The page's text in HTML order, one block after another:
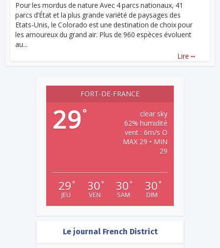
Pour les mordus de nature Avec 4 parcs nationaux, 41
parcs d’État et la plus grande variété de paysages des
Etats-Unis, le Colorado est une destination de choix pour
les amoureux du grand air. Plus de 960 espèces évoluent
au...
Lire ...
FORT-DE-FRANCE
29°
clear sky
62% humidité
vent : 6m/s O
MAX 29 • MIN
29
29 °
JEU
30 °
VEN
30 °
SAM
30 °
DIM
Le journal French District